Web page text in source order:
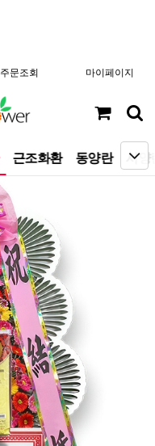
주문조회 마이페이지
근조화환 동양란 서양